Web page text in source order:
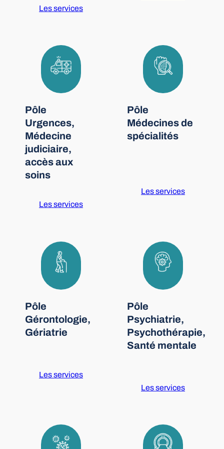
Les services
Pôle
Urgences,
Médecine
judiciaire,
accès aux
soins
Les services
Pôle
Médecines de
spécialités
Les services
Pôle
Gérontologie,
Gériatrie
Les services
Pôle
Psychiatrie,
Psychothérapie,
Santé mentale
Les services